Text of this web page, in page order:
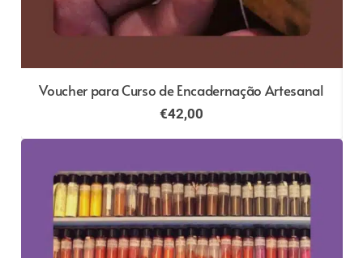
Voucher para Curso de Encadernação Artesanal
€42,00